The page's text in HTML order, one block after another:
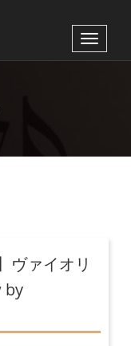
Toggle
ヴァイオリ
by